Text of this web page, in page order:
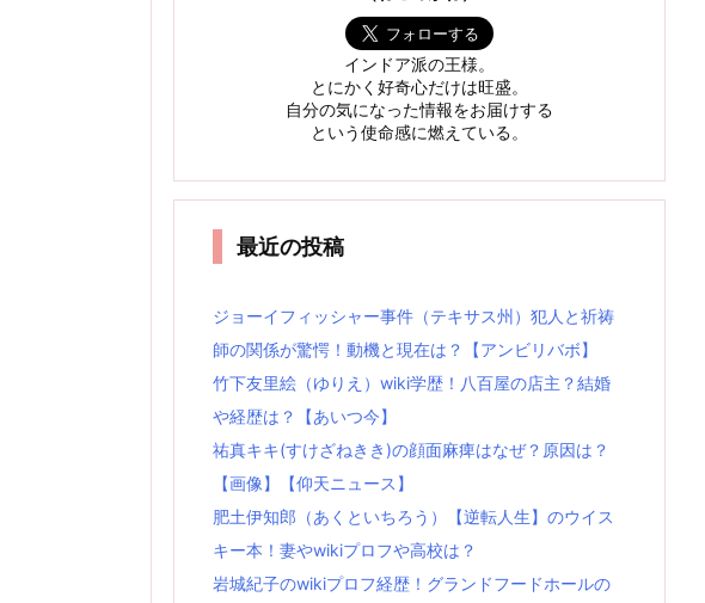
インドア派の王様。
とにかく好奇心だけは旺盛。
自分の気になった情報をお届けする
という使命感に燃えている。
最近の投稿
ジョーイフィッシャー事件（テキサス州）犯人と祈祷
師の関係が驚愕！動機と現在は？【アンビリバボ】
竹下友里絵（ゆりえ）wiki学歴！八百屋の店主？結婚
や経歴は？【あいつ今】
祐真キキ(すけざねきき)の顔面麻痺はなぜ？原因は？
【画像】【仰天ニュース】
肥土伊知郎（あくといちろう）【逆転人生】のウイス
キー本！妻やwikiプロフや高校は？
岩城紀子のwikiプロフ経歴！グランドフードホールの